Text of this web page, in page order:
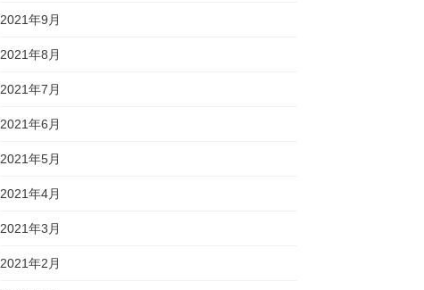
2021年9月
2021年8月
2021年7月
2021年6月
2021年5月
2021年4月
2021年3月
2021年2月